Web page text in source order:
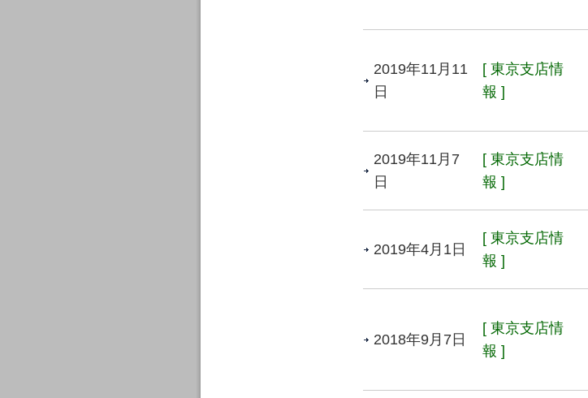
2019年11月11
日
[ 東京支店情
報 ]
2019年11月7
日
[ 東京支店情
報 ]
2019年4月1日
[ 東京支店情
報 ]
2018年9月7日
[ 東京支店情
報 ]